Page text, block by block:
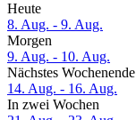
Heute
8. Aug. - 9. Aug.
Morgen
9. Aug. - 10. Aug.
Nächstes Wochenende
14. Aug. - 16. Aug.
In zwei Wochen